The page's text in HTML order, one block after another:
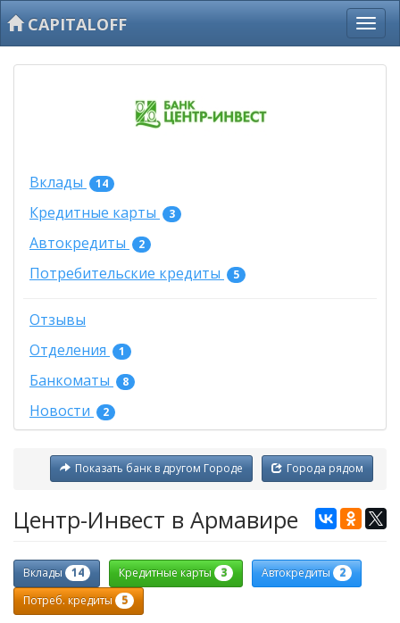
CAPITALOFF
Вклады 14
Кредитные карты 3
Автокредиты 2
Потребительские кредиты 5
Отзывы
Отделения
1
Банкоматы 8
Новости 2
Города рядом
Показать банк в другом Городе
Центр-Инвест в Армавире
Вклады 14 Кредитные карты 3 Автокредиты 2
Потреб. кредиты 5